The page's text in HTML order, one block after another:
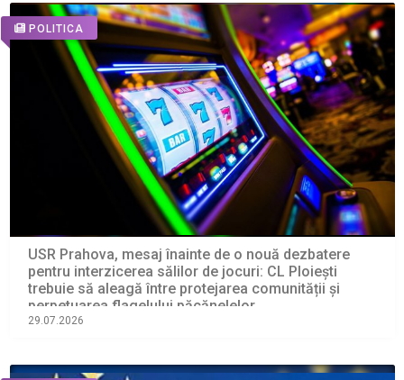
POLITICA
USR Prahova, mesaj înainte de o nouă dezbatere
pentru interzicerea sălilor de jocuri: CL Ploiești
trebuie să aleagă între protejarea comunității și
perpetuarea flagelului păcănelelor
29.07.2026